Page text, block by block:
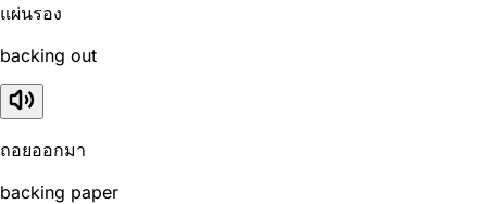
แผ่นรอง
backing out
ถอยออกมา
backing paper